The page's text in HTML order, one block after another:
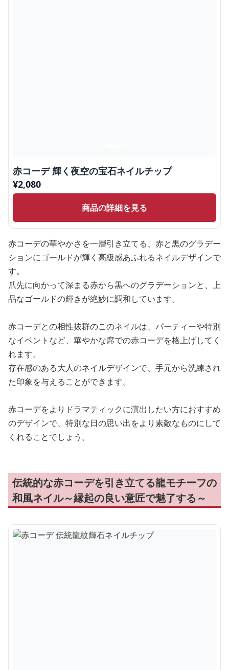
赤コーデ 輝く夜空の宝石ネイルチップ
¥2,080
商品の詳細を見る
赤コーデの華やかさを一層引き立てる、赤と黒のグラデー
ションにゴールドが輝く高級感あふれるネイルデザインで
す。
爪先に向かって深まる赤から黒へのグラデーションと、上
品なゴールドの輝きが絶妙に調和しています。
赤コーデとの相性抜群のこのネイルは、パーティーや特別
なイベントなど、華やかな席での赤コーデを格上げしてく
れます。
存在感のある大人のネイルデザインで、手元から洗練され
た印象を与えることができます。
赤コーデをよりドラマティックに演出したい方におすすめ
のデザインで、特別な日の思い出をより素敵なものにして
くれることでしょう。
伝統的な赤コーデを引き立てる龍モチーフの
和風ネイル～縁起の良い意匠で魅了する～